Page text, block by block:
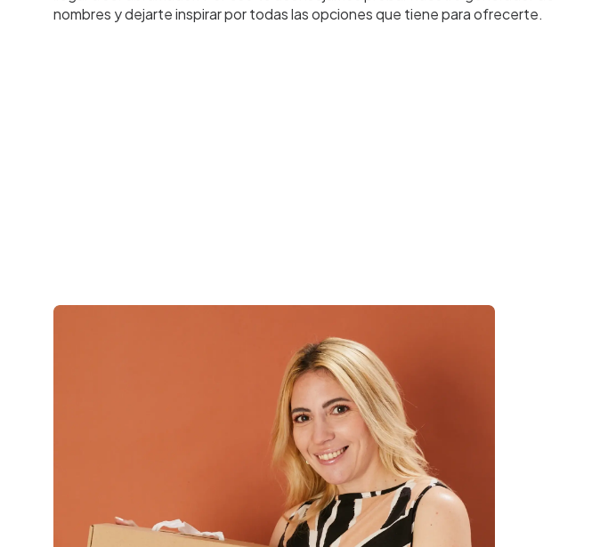
nombres y dejarte inspirar por todas las opciones que tiene para ofrecerte.